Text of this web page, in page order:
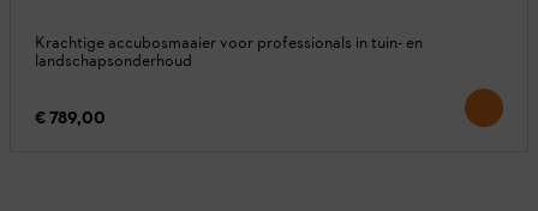
Krachtige accubosmaaier voor professionals in tuin- en
landschapsonderhoud
€ 789,00